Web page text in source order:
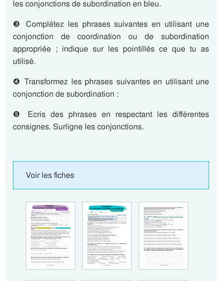
les conjonctions de subordination en bleu.
❸ Complétez les phrases suivantes en utilisant une
conjonction de coordination ou de subordination
appropriée ; indique sur les pointillés ce que tu as
utilisé.
❹ Transformez les phrases suivantes en utilisant une
conjonction de subordination :
❺ Ecris des phrases en respectant les différentes
consignes. Surligne les conjonctions.
Voir les fiches